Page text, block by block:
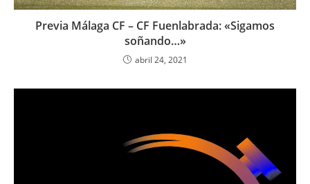
Previa Málaga CF – CF Fuenlabrada: «Sigamos
soñando…»
abril 24, 2021